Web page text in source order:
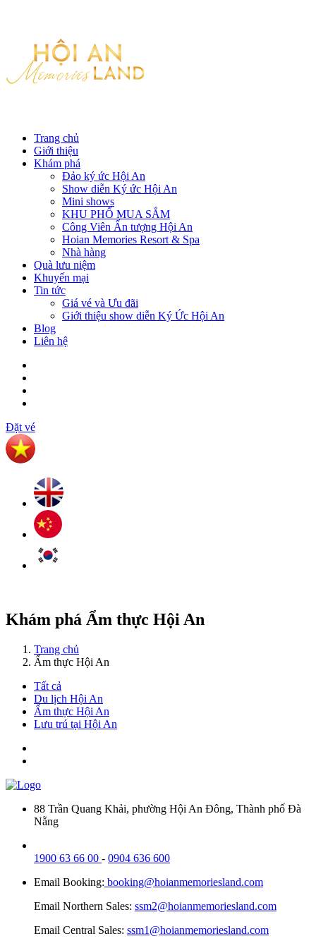
Trang chủ
Giới thiệu
Khám phá
Đảo ký ức Hội An
Show diễn Ký ức Hội An
Mini shows
KHU PHỐ MUA SẮM
Công Viên Ấn tượng Hội An
Hoian Memories Resort & Spa
Nhà hàng
Quà lưu niệm
Khuyến mại
Tin tức
Giá vé và Ưu đãi
Giới thiệu show diễn Ký Ức Hội An
Blog
Liên hệ
Đặt vé
Khám phá Ẩm thực Hội An
Trang chủ
Ẩm thực Hội An
Tất cả
Du lịch Hội An
Ẩm thực Hội An
Lưu trú tại Hội An
88 Trần Quang Khải, phường Hội An Đông, Thành phố Đà
Nẵng
1900 63 66 00 - 0904 636 600
Email Booking: booking@hoianmemoriesland.com
Email Northern Sales: ssm2@hoianmemoriesland.com
Email Central Sales: ssm1@hoianmemoriesland.com